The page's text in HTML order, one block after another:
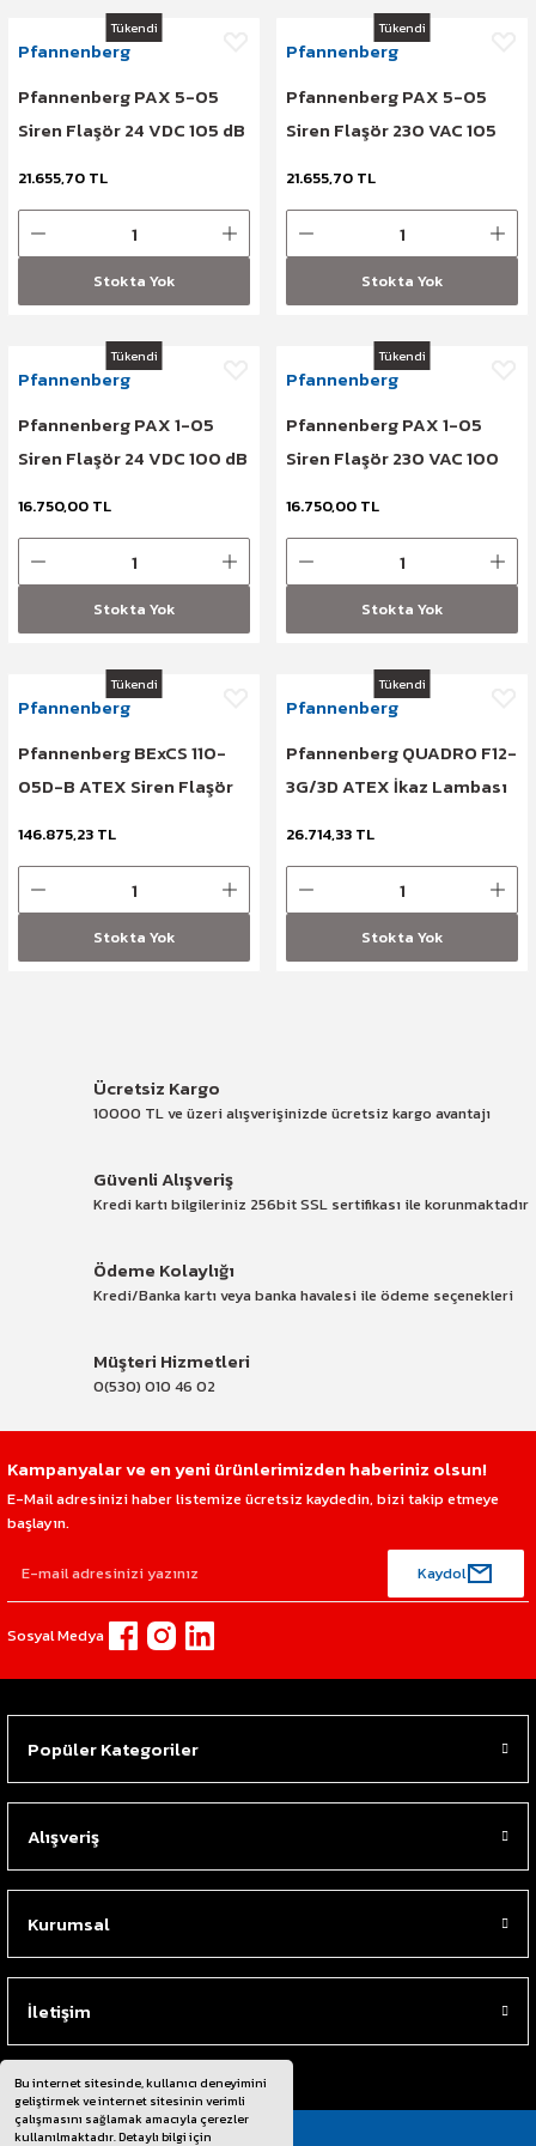
Bu internet sitesinde, kullanıcı deneyimini
geliştirmek ve internet sitesinin verimli
çalışmasını sağlamak amacıyla çerezler
kullanılmaktadır. Detaylı bilgi için
Tükendi
Pfannenberg
Pfannenberg PAX 5-05
Siren Flaşör 24 VDC 105 dB
21.655,70 TL
Stokta Yok
Tükendi
Pfannenberg
Pfannenberg PAX 5-05
Siren Flaşör 230 VAC 105
21.655,70 TL
Stokta Yok
Tükendi
Pfannenberg
Pfannenberg PAX 1-05
Siren Flaşör 24 VDC 100 dB
16.750,00 TL
Stokta Yok
Tükendi
Pfannenberg
Pfannenberg PAX 1-05
Siren Flaşör 230 VAC 100
16.750,00 TL
Stokta Yok
Tükendi
Pfannenberg
Pfannenberg BExCS 110-
05D-B ATEX Siren Flaşör
146.875,23 TL
Stokta Yok
Tükendi
Pfannenberg
Pfannenberg QUADRO F12-
3G/3D ATEX İkaz Lambası
26.714,33 TL
Stokta Yok
Ücretsiz Kargo
10000 TL ve üzeri alışverişinizde ücretsiz kargo avantajı
Güvenli Alışveriş
Kredi kartı bilgileriniz 256bit SSL sertifikası ile korunmaktadır
Ödeme Kolaylığı
Kredi/Banka kartı veya banka havalesi ile ödeme seçenekleri
Müşteri Hizmetleri
0(530) 010 46 02
Sosyal Medya
Kampanyalar ve en yeni ürünlerimizden haberiniz olsun!
E-Mail adresinizi haber listemize ücretsiz kaydedin, bizi takip etmeye
başlayın.
Kaydol
Popüler Kategoriler
Alışveriş
Kurumsal
İletişim